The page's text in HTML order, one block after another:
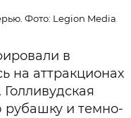
Фото: Legion Media
в
на аттракционах
рубашку и темно-